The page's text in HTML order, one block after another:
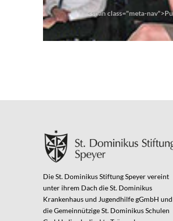
Navigation
<span class="meta-
Die St. Dominikus Stiftung Speyer vereint
unter ihrem Dach die St. Dominikus
Krankenhaus und Jugendhilfe gGmbH und
die Gemeinnützige St. Dominikus Schulen